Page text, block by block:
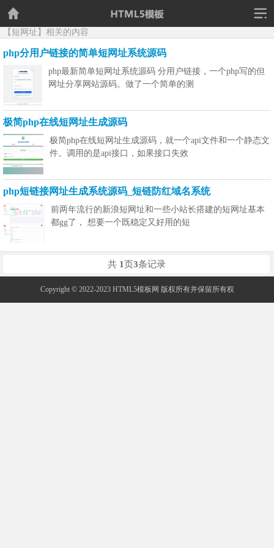
【短网址】相关的内容
php分用户链接的简单短网址系统源码
php最新简单短网址系统源码 分用户链接，一个php写的但
网址分享网站源码。做了一个简单的测
极简php在线短网址生成源码
极简php在线短网址生成源码，就一个api文件和一个静态文
件。调用的是api接口，如果接口失效
php短链接网址生成系统源码_短链防红域名系统
前两年流行的新浪短网址和一些小站长搭建的短网址基本
都gg了， 想要一个既稳定又好用的短
共 1页3条记录
Copyright © 2022-2023 HTML5模板网 版权所有并保留所有权